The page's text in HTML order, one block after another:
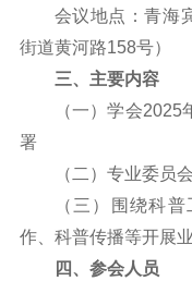
会议地点：青海
街道黄河路158号）
三、主要内容
（一）学会
署
（二）专业委员
（三）围绕科
作、科普传播等开展
四、参会人员